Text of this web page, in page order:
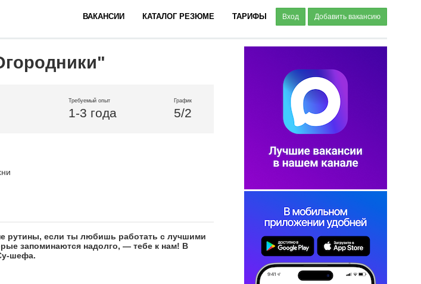
ВАКАНСИИ КАТАЛОГ РЕЗЮМЕ ТАРИФЫ Вход Добавить вакансию
Требуемый опыт
1-3 года
График
5/2
рутины, если ты любишь работать с лучшими
запоминаются надолго, — тебе к нам! В
шефа.